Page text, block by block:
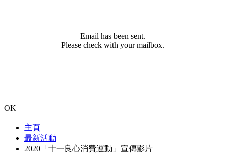
Email has been sent.
Please check with your mailbox.
OK
主頁
最新活動
2020「十一良心消費運動」宣傳影片